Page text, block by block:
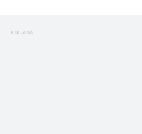
REKLAMA